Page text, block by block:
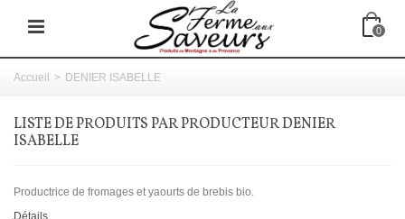
0
Accueil > DENIER ISABELLE
LISTE DE PRODUITS PAR PRODUCTEUR DENIER
ISABELLE
Productrice de fromages et yaourts de brebis bio.
Détails